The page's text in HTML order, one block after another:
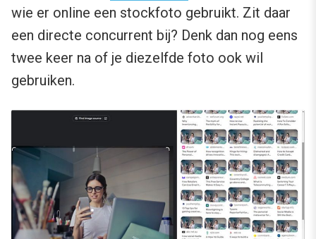
wie er online een stockfoto gebruikt. Zit daar
een directe concurrent bij? Denk dan nog eens
twee keer na of je diezelfde foto ook wil
gebruiken.